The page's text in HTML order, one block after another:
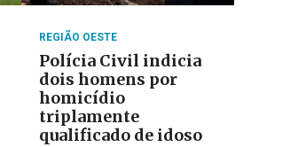
REGIÃO OESTE
Polícia Civil indicia
dois homens por
homicídio
triplamente
qualificado de idoso